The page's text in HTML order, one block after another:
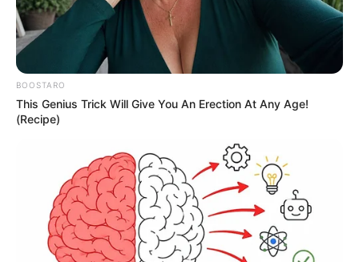
BOOSTARO
This Genius Trick Will Give You An Erection At Any Age!
(Recipe)